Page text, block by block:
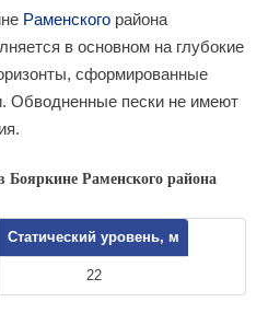
Раменского района
в основном на глубокие
сформированные
Обводненные пески не имеют
Раменского района
Статический уровень, м
22